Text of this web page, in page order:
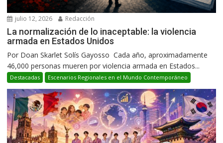
julio 12, 2026 Redacción
La normalización de lo inaceptable: la violencia
armada en Estados Unidos
Por Doan Skarlet Solís Gayosso Cada año, aproximadamente
46,000 personas mueren por violencia armada en Estados...
Destacadas Escenarios Regionales en el Mundo Contemporáneo